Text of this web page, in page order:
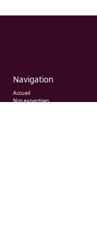
Navigation
Accueil
Nos expertises